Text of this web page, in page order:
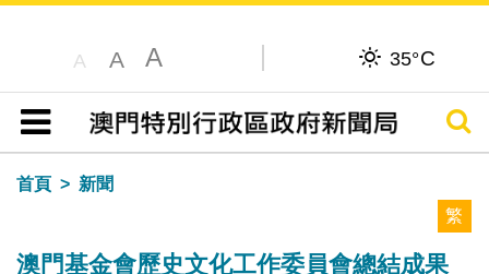
A A A 35°C
目錄
搜尋
首頁
新聞
繁
澳門基金會歷史文化工作委員會總結成果